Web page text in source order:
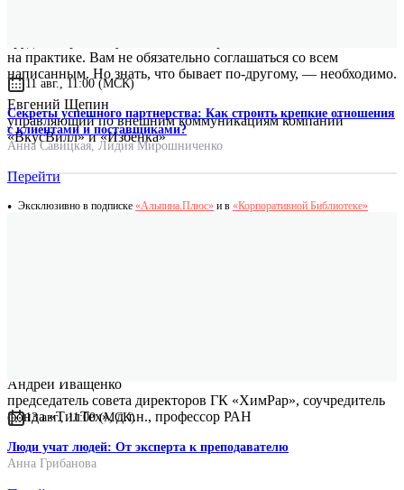
на практике. Вам не обязательно соглашаться со всем
написанным. Но знать, что бывает по-другому, — необходимо.
Евгений Щепин
управляющий по внешним коммуникациям компаний
«ВкусВилл» и «Избёнка»
Андрей Иващенко
председатель совета директоров ГК «ХимРар», соучредитель
фонда «ТилТех», д.т.н., профессор РАН
11 авг., 11:00 (МСК)
Секреты успешного партнерства: Как строить крепкие отношения
с клиентами и поставщиками?
Анна Савицкая, Лидия Мирошниченко
Перейти
Эксклюзивно в подписке «Альпина.Плюс» и в «Корпоративной Библиотеке»
13 авг., 11:00 (МСК)
Люди учат людей: От эксперта к преподавателю
Анна Грибанова